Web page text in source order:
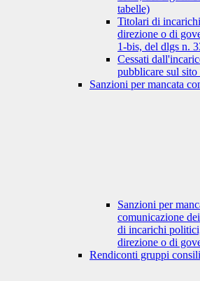
tabelle)
Titolari di
direzione o di
1-bis, del dlgs n.
Cessati
pubblicare sul
Sanzioni per mancata
Sanzioni per
comunicazione
di incarichi
direzione o di
Rendiconti gruppi